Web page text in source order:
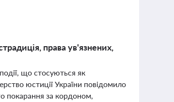
права ув'язнених,
що стосуються як
юстиції України повідомило
покарання за кордоном,